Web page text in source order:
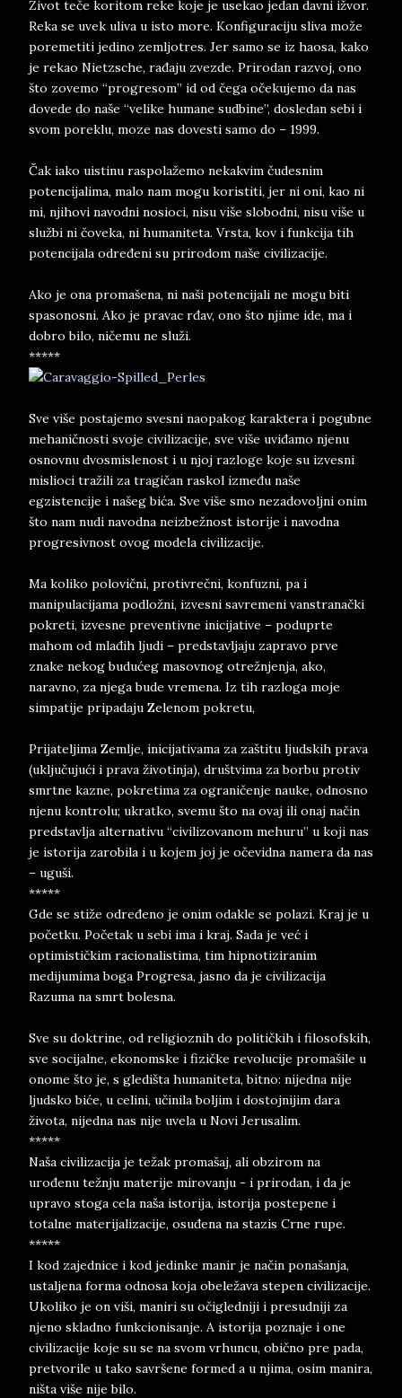
Život teče koritom reke koje je usekao jedan davni ižvor.
Reka se uvek uliva u isto more. Konfiguraciju sliva može
poremetiti jedino zemljotres. Jer samo se iz haosa, kako
je rekao Nietzsche, rađaju zvezde. Prirodan razvoj, ono
što zovemo “progresom” id od čega očekujemo da nas
dovede do naše “velike humane sudbine”, dosledan sebi i
svom poreklu, moze nas dovesti samo do – 1999.
Čak iako uistinu raspolažemo nekakvim čudesnim
potencijalima, malo nam mogu koristiti, jer ni oni, kao ni
mi, njihovi navodni nosioci, nisu više slobodni, nisu više u
službi ni čoveka, ni humaniteta. Vrsta, kov i funkcija tih
potencijala određeni su prirodom naše civilizacije.
Ako je ona promašena, ni naši potencijali ne mogu biti
spasonosni. Ako je pravac rđav, ono što njime ide, ma i
dobro bilo, ničemu ne služi.
*****
Sve više postajemo svesni naopakog karaktera i pogubne
mehaničnosti svoje civilizacije, sve više uviđamo njenu
osnovnu dvosmislenost i u njoj razloge koje su izvesni
mislioci tražili za tragičan raskol između naše
egzistencije i našeg bića. Sve više smo nezadovoljni onim
što nam nudi navodna neizbežnost istorije i navodna
progresivnost ovog modela civilizacije.
Ma koliko polovični, protivrečni, konfuzni, pa i
manipulacijama podložni, izvesni savremeni vanstranački
pokreti, izvesne preventivne inicijative – poduprte
mahom od mlađih ljudi – predstavljaju zapravo prve
znake nekog budućeg masovnog otrežnjenja, ako,
naravno, za njega bude vremena. Iz tih razloga moje
simpatije pripadaju Zelenom pokretu,
Prijateljima Zemlje, inicijativama za zaštitu ljudskih prava
(uključujući i prava životinja), društvima za borbu protiv
smrtne kazne, pokretima za ograničenje nauke, odnosno
njenu kontrolu; ukratko, svemu što na ovaj ili onaj način
predstavlja alternativu “civilizovanom mehuru” u koji nas
je istorija zarobila i u kojem joj je očevidna namera da nas
– uguši.
*****
Gde se stiže određeno je onim odakle se polazi. Kraj je u
početku. Početak u sebi ima i kraj. Sada je već i
optimističkim racionalistima, tim hipnotiziranim
medijumima boga Progresa, jasno da je civilizacija
Razuma na smrt bolesna.
Sve su doktrine, od religioznih do političkih i filosofskih,
sve socijalne, ekonomske i fizičke revolucije promašile u
onome što je, s gledišta humaniteta, bitno: nijedna nije
ljudsko biće, u celini, učinila boljim i dostojnijim dara
života, nijedna nas nije uvela u Novi Jerusalim.
*****
Naša civilizacija je težak promašaj, ali obzirom na
urođenu težnju materije mirovanju - i prirodan, i da je
upravo stoga cela naša istorija, istorija postepene i
totalne materijalizacije, osuđena na stazis Crne rupe.
*****
I kod zajednice i kod jedinke manir je način ponašanja,
ustaljena forma odnosa koja obeležava stepen civilizacije.
Ukoliko je on viši, maniri su očigledniji i presudniji za
njeno skladno funkcionisanje. A istorija poznaje i one
civilizacije koje su se na svom vrhuncu, obično pre pada,
pretvorile u tako savršene formed a u njima, osim manira,
ništa više nije bilo.